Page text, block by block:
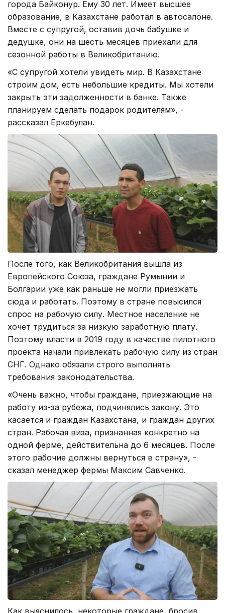
города Байконур. Ему 30 лет. Имеет высшее
образование, в Казахстане работал в автосалоне.
Вместе с супругой, оставив дочь бабушке и
дедушке, они на шесть месяцев приехали для
сезонной работы в Великобританию.
«С супругой хотели увидеть мир. В Казахстане
строим дом, есть небольшие кредиты. Мы хотели
закрыть эти задолженности в банке. Также
планируем сделать подарок родителям», -
рассказал Еркебулан.
После того, как Великобритания вышла из
Европейского Союза, граждане Румынии и
Болгарии уже как раньше не могли приезжать
сюда и работать. Поэтому в стране повысился
спрос на рабочую силу. Местное население не
хочет трудиться за низкую заработную плату.
Поэтому власти в 2019 году в качестве пилотного
проекта начали привлекать рабочую силу из стран
СНГ. Однако обязали строго выполнять
требования законодательства.
«Очень важно, чтобы граждане, приезжающие на
работу из-за рубежа, подчинялись закону. Это
касается и граждан Казахстана, и граждан других
стран. Рабочая виза, признанная конкретно на
одной ферме, действительна до 6 месяцев. После
этого рабочие должны вернуться в страну», -
сказал менеджер фермы Максим Савченко.
Как выяснилось, некоторые граждане, бросив